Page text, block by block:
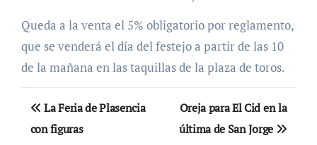
Queda a la venta el 5% obligatorio por reglamento,
que se venderá el día del festejo a partir de las 10
de la mañana en las taquillas de la plaza de toros.
Navegación
de
La Feria de Plasencia
con figuras
Oreja para El Cid en la
última de San Jorge